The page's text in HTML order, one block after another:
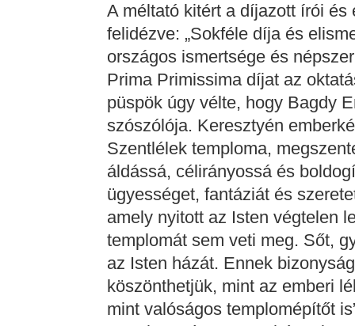
A méltató kitért a díjazott írói
felidézve: „Sokféle díja és
országos ismertsége és
Prima Primissima díjat az
püspök úgy vélte, hogy Bagdy
szószólója. Keresztyén
Szentlélek temploma,
áldássá, célirányossá és
ügyességet, fantáziát és
amely nyitott az Isten végtelen
templomát sem veti meg. Sőt,
az Isten házát. Ennek
köszönthetjük, mint az emberi
mint valóságos templomépítőt